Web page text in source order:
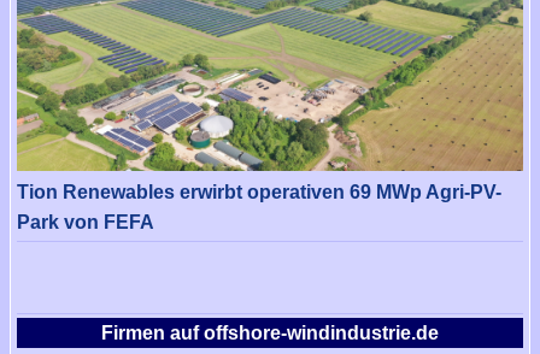
Tion Renewables erwirbt operativen 69 MWp Agri-PV-
Park von FEFA
Firmen auf offshore-windindustrie.de